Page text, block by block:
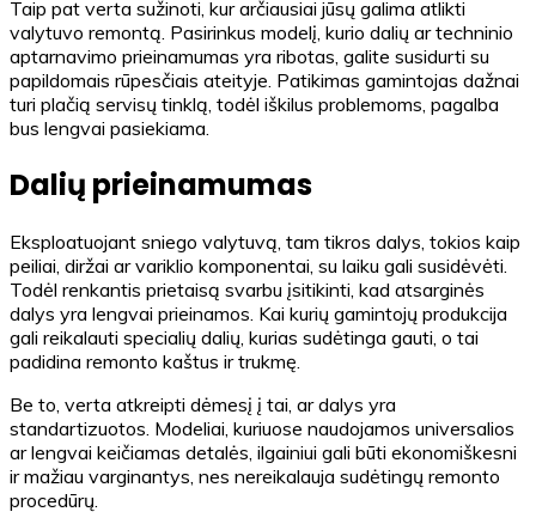
Taip pat verta sužinoti, kur arčiausiai jūsų galima atlikti
valytuvo remontą. Pasirinkus modelį, kurio dalių ar techninio
aptarnavimo prieinamumas yra ribotas, galite susidurti su
papildomais rūpesčiais ateityje. Patikimas gamintojas dažnai
turi plačią servisų tinklą, todėl iškilus problemoms, pagalba
bus lengvai pasiekiama.
Dalių prieinamumas
Eksploatuojant sniego valytuvą, tam tikros dalys, tokios kaip
peiliai, diržai ar variklio komponentai, su laiku gali susidėvėti.
Todėl renkantis prietaisą svarbu įsitikinti, kad atsarginės
dalys yra lengvai prieinamos. Kai kurių gamintojų produkcija
gali reikalauti specialių dalių, kurias sudėtinga gauti, o tai
padidina remonto kaštus ir trukmę.
Be to, verta atkreipti dėmesį į tai, ar dalys yra
standartizuotos. Modeliai, kuriuose naudojamos universalios
ar lengvai keičiamas detalės, ilgainiui gali būti ekonomiškesni
ir mažiau varginantys, nes nereikalauja sudėtingų remonto
procedūrų.